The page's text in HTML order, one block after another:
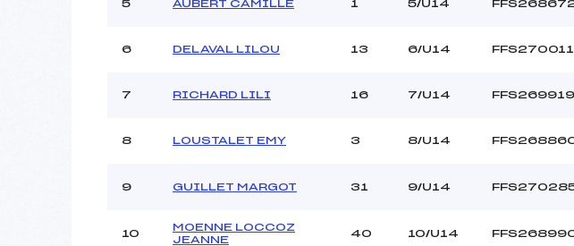
Pénalité appliquée :
137.9400
5 AUBERT CAMILLE 1 5/U14
6 DELAVAL LILOU 13 6/U14
7 RICHARD LILI 16 7/U14
8 LOUSTALET EMY 3 8/U14
9 GUILLET MARGOT 31 9/U14
10
MOENNE LOCCOZ
JEANNE
40 10/U14